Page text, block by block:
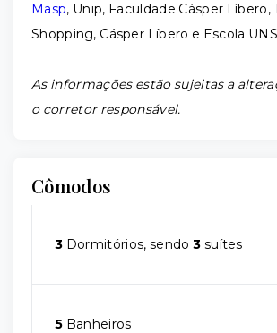
Masp, Unip, Faculdade Cásper Líbero,
Shopping, Cásper Líbero e Escola
As informações estão sujeitas a
o corretor responsável.
Cômodos
3 Dormitórios, sendo3 suítes
5 Banheiros